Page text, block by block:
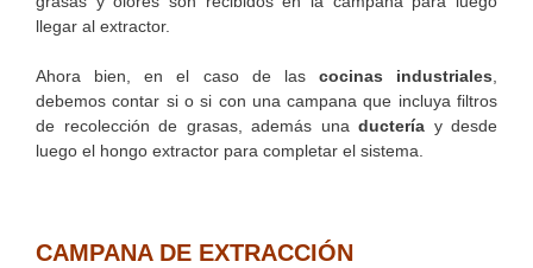
llegar al extractor.
Ahora bien, en el caso de lascocinas industriales,
debemos contar si o si con una campana que incluya filtros
de recolección de grasas, además una ductería y desde
luego el hongo extractor para completar el sistema.
CAMPANA DE EXTRACCIÓN